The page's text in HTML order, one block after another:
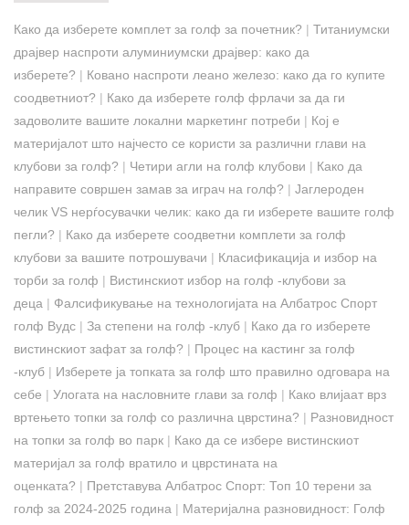
Како да изберете комплет за голф за почетник? | Титаниумски
драјвер наспроти алуминиумски драјвер: како да
изберете? | Ковано наспроти леано железо: како да го купите
соодветниот? | Како да изберете голф фрлачи за да ги
задоволите вашите локални маркетинг потреби | Кој е
материјалот што најчесто се користи за различни глави на
клубови за голф? | Четири агли на голф клубови | Како да
направите совршен замав за играч на голф? | Јаглероден
челик VS нерѓосувачки челик: како да ги изберете вашите голф
пегли? | Како да изберете соодветни комплети за голф
клубови за вашите потрошувачи | Класификација и избор на
торби за голф | Вистинскиот избор на голф -клубови за
деца | Фалсификување на технологијата на Албатрос Спорт
голф Вудс | За степени на голф -клуб | Како да го изберете
вистинскиот зафат за голф? | Процес на кастинг за голф
-клуб | Изберете ја топката за голф што правилно одговара на
себе | Улогата на насловните глави за голф | Како влијаат врз
вртењето топки за голф со различна цврстина? | Разновидност
на топки за голф во парк | Како да се избере вистинскиот
материјал за голф вратило и цврстината на
оценката? | Претставува Албатрос Спорт: Топ 10 терени за
голф за 2024-2025 година | Материјална разновидност: Голф